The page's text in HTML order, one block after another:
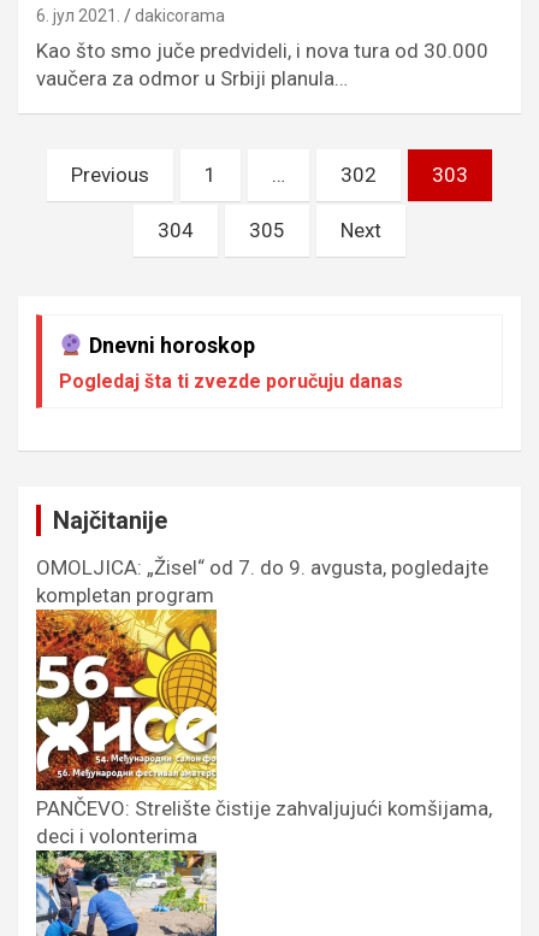
6. јул 2021. dakicorama
Kao što smo juče predvideli, i nova tura od 30.000
vaučera za odmor u Srbiji planula…
Пагинација
чланака
Previous 1 … 302 303
304 305 Next
Dnevni horoskop
Pogledaj šta ti zvezde poručuju danas
Najčitanije
OMOLJICA: „Žisel“ od 7. do 9. avgusta, pogledajte
kompletan program
PANČEVO: Strelište čistije zahvaljujući komšijama,
deci i volonterima